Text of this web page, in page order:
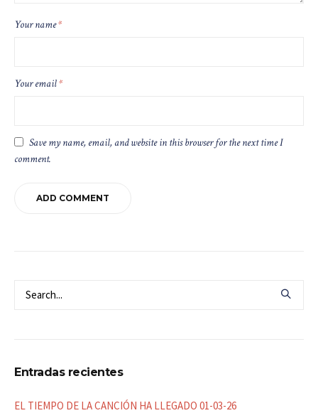
Your name*
Your email*
Save my name, email, and website in this browser for the next time I
comment.
Entradas recientes
EL TIEMPO DE LA CANCIÓN HA LLEGADO 01-03-26